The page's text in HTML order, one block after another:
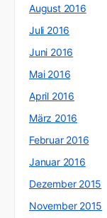
August 2016
Juli 2016
Juni 2016
Mai 2016
April 2016
März 2016
Februar 2016
Januar 2016
Dezember 2015
November 2015